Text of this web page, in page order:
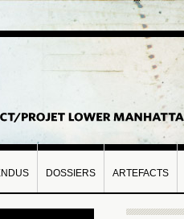
DOSSIERS ARTEFACTS